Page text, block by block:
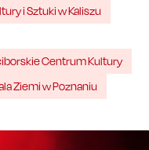
i Sztuki w Kaliszu
Centrum Kultury
Ziemi w Poznaniu